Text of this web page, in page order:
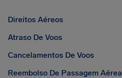
Direitos Aéreos
Atraso De Voos
Cancelamentos De Voos
Reembolso De Passagem Aérea